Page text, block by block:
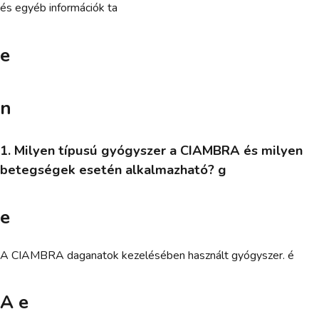
és egyéb információk ta
e
n
1. Milyen típusú gyógyszer a CIAMBRA és milyen
betegségek esetén alkalmazható? g
e
A CIAMBRA daganatok kezelésében használt gyógyszer. é
A e